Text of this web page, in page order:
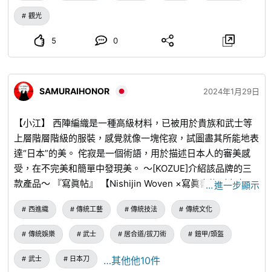
創造自己的東西，所以我進入了陶瓷世界，在那裡我可以用三
維物體創造我最喜歡的形狀。 越前陶器是我喜歡藝術家擁有
自己風格的自由、孕育藝術家的氣候和土地氛圍的地方。 他
www.instagram.com
======== 需要提前預訂，因此請查看以下內容以了解詳
流 1.請告知我們您希望訪問該網站的日期和時間 * 如果您有希
望參觀該地點的窯爐名稱，請在申請時告知我們。 ↓ 2.確認
申請詳情後，我們將與您聯繫，看看您是否可以訪問該網站。
*無法在期望的日期執行，我們將要求另一個期望的日期。 ↓
3.請於活動當天到指定地點。 ≪可接受的窯源≫ ・豐齋窯
（Toyoichi Yoshida， Yuki） ・戶生社（直樹出水） ・富良
窯（Uichiro Oya） ・日向工房（日向光） ・苗窯（新堂聰
子） （截至2025年1月） ≪ 訪問網站費用≫ 工房參觀現場：
每人500日圓~1,650日圓（含稅） * 費用因窯而異。 ≪在哪
裡申請≫ 越前町觀光聯盟 來自互聯網
觀光
5 0
SAMURAIHONOR 2024年1月29日
【小江】 西陣編織是一種高級材料，已被用於貴族和武士等
上層階層階級的服裝，感覺就像一塊侘寂，試圖盡其所能地表
達“日本”的美。 侘寂是一個術語，用於描述日本人的審美感
受，在不完美和簡單中發現美。 〜[KOZUE]介紹該品牌的三
款產品〜 『寫眞帖』 【Nishijin Woven ×寫眞書物（寫真
集）】使用傳統工藝面料西陣編織的豪華寫真集。 對細節的
關注一絲不苟，專輯中充滿了旅行的重要思想。 現代設計、
獨特的花卉圖案、季節性色調和奢華的面料手感。 選擇與您
最喜歡的書相匹配的西陣編織封面。 4,800日元 “NISHIKI
Nishiki” 由西陣編織的職人精心編織的冷暖瓶架。 由Nishijin
…進一步顯示
西進織 傳統工藝 傳統技法 傳統文化
傳統娛樂 武士 居合道/拔刀術 鎧甲/頭盔
武士 日本刀 …其他他10件